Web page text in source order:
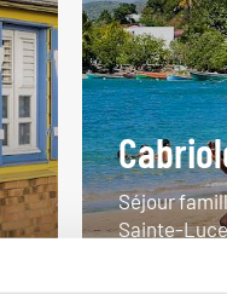
Séjour
Sainte-